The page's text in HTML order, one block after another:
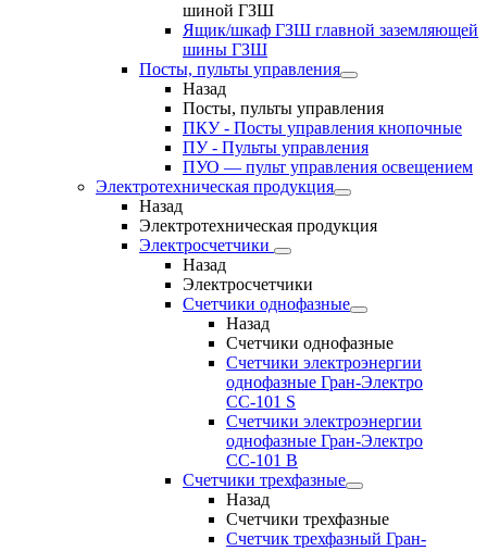
шиной ГЗШ
Ящик/шкаф ГЗШ главной заземляющей
шины ГЗШ
Посты, пульты управления
Назад
Посты, пульты управления
ПКУ - Посты управления кнопочные
ПУ - Пульты управления
ПУО — пульт управления освещением
Электротехническая продукция
Назад
Электротехническая продукция
Электросчетчики
Назад
Электросчетчики
Счетчики однофазные
Назад
Счетчики однофазные
Счетчики электроэнергии
однофазные Гран-Электро
СС-101 S
Счетчики электроэнергии
однофазные Гран-Электро
СС-101 B
Счетчики трехфазные
Назад
Счетчики трехфазные
Счетчик трехфазный Гран-